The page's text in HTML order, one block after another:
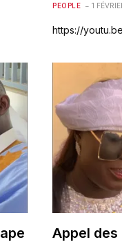
PEOPLE 1
https://
Appel des